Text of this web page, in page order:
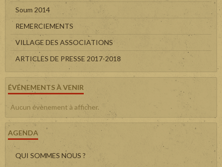
Soum 2014
REMERCIEMENTS
VILLAGE DES ASSOCIATIONS
ARTICLES DE PRESSE 2017-2018
ÉVÉNEMENTS À VENIR
Aucun évènement à afficher.
AGENDA
QUI SOMMES NOUS ?